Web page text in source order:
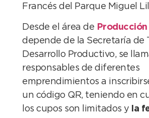
Francés del Parque Miguel
Desde el área de Producción
depende de la Secretaría de
Desarrollo Productivo, se
responsables de diferentes
emprendimientos a
un código QR, teniendo en
los cupos son limitados y
la